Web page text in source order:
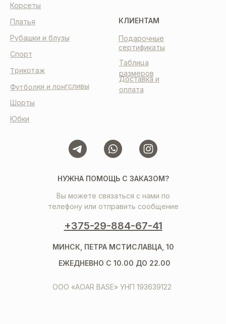
КЛИЕНТАМ
Таблица
размеров
Доставка и
оплата
Подарочные
сертификаты
НУЖНА ПОМОЩЬ С ЗАКАЗОМ?
Вы можете связаться с нами по
телефону или отправить сообщение
+375-29-884-67-41
ООО «AOAR BASE» УНП 193639122
МИНСК, ПЕТРА МСТИСЛАВЦА, 10
ЕЖЕДНЕВНО С 10.00 ДО 22.00
Корсеты
Платья
Шорты
Спорт
Рубашки и блузы
Трикотаж
Футболки и лонгсливы
Юбки